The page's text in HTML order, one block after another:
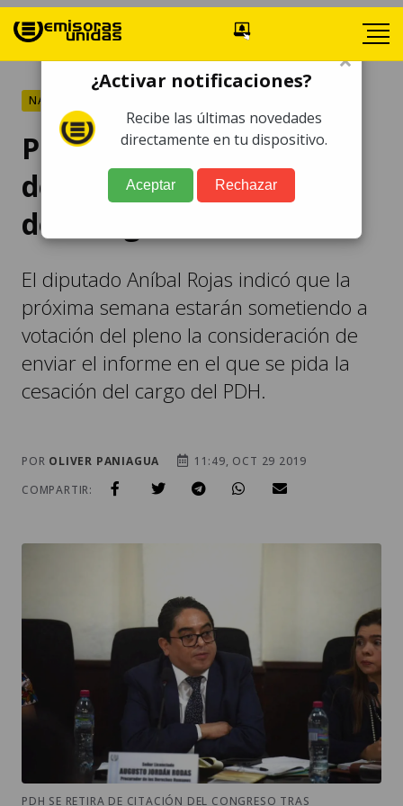
NACIONALES
PDH se retira de citación
del Congreso tras
desintegrarse el cuórum
El diputado Aníbal Rojas indicó que la
próxima semana estarán sometiendo a
votación del pleno la consideración de
enviar el informe en el que se pida la
cesación del cargo del PDH.
POR OLIVER PANIAGUA
11:49, OCT 29 2019
COMPARTIR:
PDH SE RETIRA DE CITACIÓN DEL CONGRESO TRAS
×
¿Activar notificaciones?
Recibe las últimas novedades
directamente en tu dispositivo.
Aceptar Rechazar